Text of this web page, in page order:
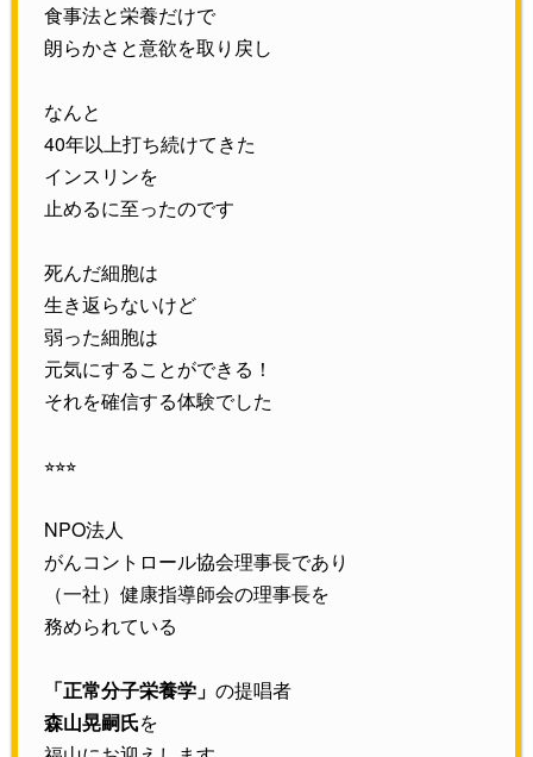
食事法と栄養だけで
朗らかさと意欲を取り戻し
なんと
40年以上打ち続けてきた
インスリンを
止めるに至ったのです
死んだ細胞は
生き返らないけど
弱った細胞は
元気にすることができる！
それを確信する体験でした
⭐︎⭐︎⭐︎
NPO法人
がんコントロール協会理事長であり
（一社）健康指導師会の理事長を
務められている
「正常分子栄養学」 の提唱者
森山晃嗣氏を